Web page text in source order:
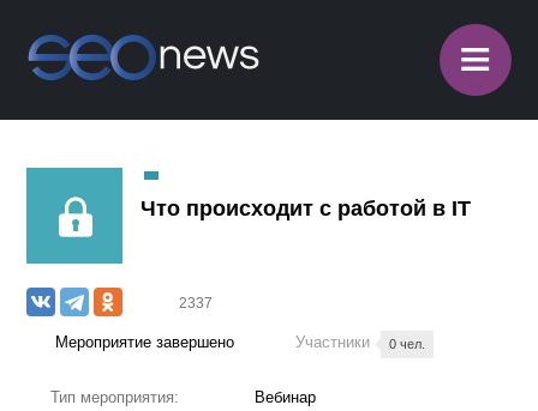
≡
Что происходит с работой в IT
2337
Мероприятие завершено Участники 0 чел.
Тип мероприятия:
Вебинар